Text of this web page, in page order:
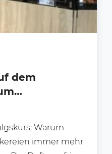
dem
Warum
immer mehr